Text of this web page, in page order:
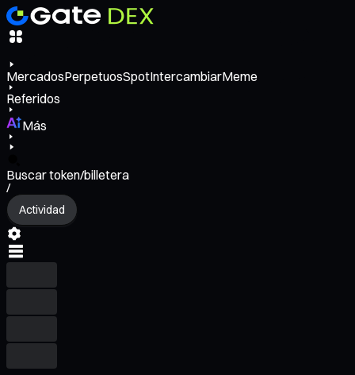
MercadosPerpetuosSpotIntercambiarMeme
Referidos
Más
Buscar token/billetera
/
Actividad